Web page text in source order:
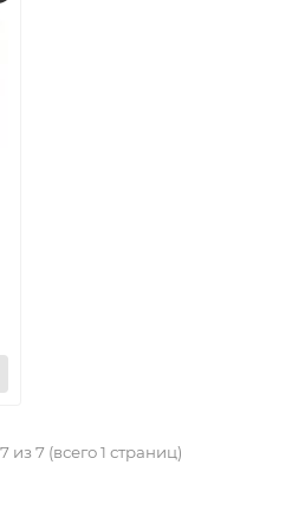
из 7 (всего 1 страниц)